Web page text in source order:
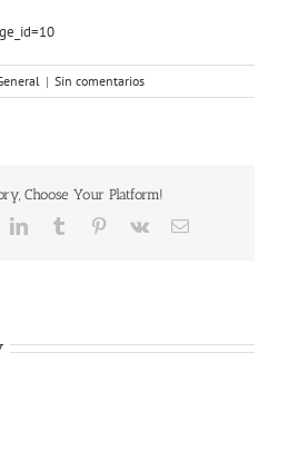
| Sin comentarios
Choose Your Platform!
LinkedInTumblr Pinterest
Vk
Correo